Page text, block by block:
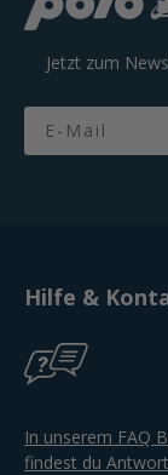
Jetzt zum
Email
Hilfe &
In unserem FAQ
findest du